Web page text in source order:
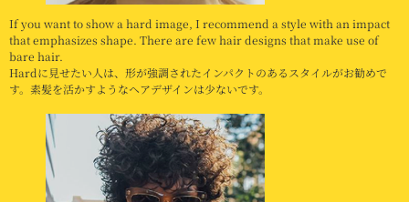
If you want to show a hard image, I recommend a style with an impact
that emphasizes shape. There are few hair designs that make use of
bare hair.
Hardに見せたい人は、形が強調されたインパクトのあるスタイルがお勧めで
す。素髪を活かすようなヘアデザインは少ないです。